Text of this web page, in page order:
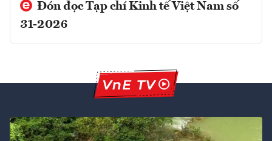
Đón đọc Tạp chí Kinh tế Việt Nam số
31-2026